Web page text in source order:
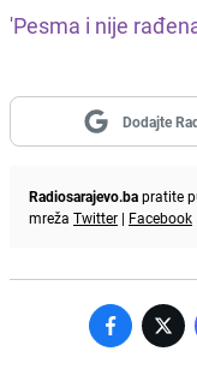
'Pesma i nije
Dodajte
Radiosarajevo.bapratite
mreža Twitter | Facebook